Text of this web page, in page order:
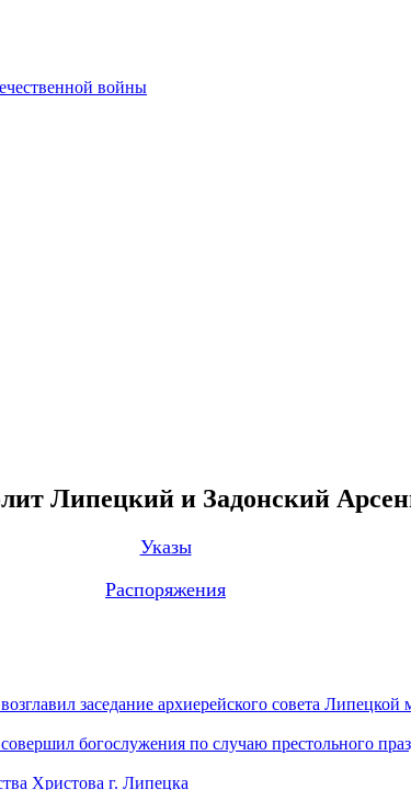
войны
Липецкий и Задонский
Указы
Распоряжения
заседание архиерейского совета Липецкой
богослужения по случаю престольного
Христова г. Липецка